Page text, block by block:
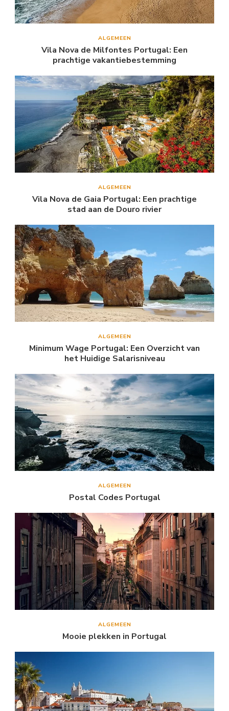
ALGEMEEN
Vila Nova de Milfontes Portugal: Een
prachtige vakantiebestemming
ALGEMEEN
Vila Nova de Gaia Portugal: Een prachtige
stad aan de Douro rivier
ALGEMEEN
Minimum Wage Portugal: Een Overzicht van
het Huidige Salarisniveau
ALGEMEEN
Postal Codes Portugal
ALGEMEEN
Mooie plekken in Portugal